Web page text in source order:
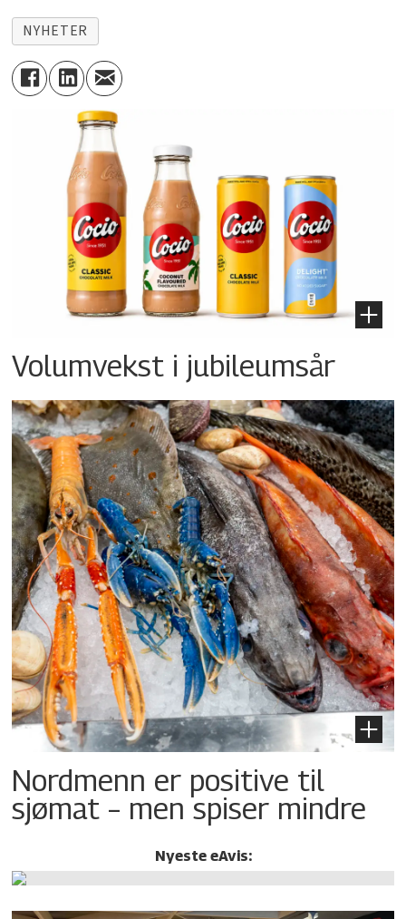
NYHETER
Volumvekst i jubileumsår
Nordmenn er positive til
sjømat – men spiser mindre
Nyeste eAvis: